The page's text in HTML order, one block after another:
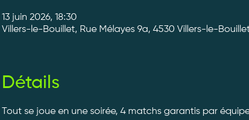
13 juin 2026, 18:30
Villers-le-Bouillet, Rue Mélayes 9a, 4530 Villers-le-
Détails
Tout se joue en une soirée, 4 matchs garantis par